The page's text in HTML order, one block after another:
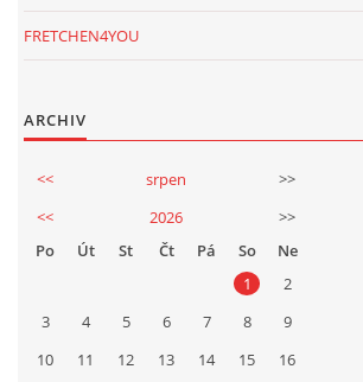
FRETCHEN4YOU
ARCHIV
<< srpen
>>
<<
2026
>>
Po
Út St Čt Pá So
Ne
1
2
3
4 5 6 7 8
9
10
11 12 13 14 15
16